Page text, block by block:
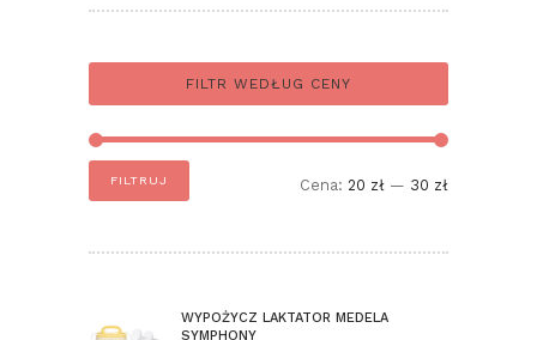
FILTR WEDŁUG CENY
FILTRUJ Cena: 20 zł — 30 zł
WYPOŻYCZ LAKTATOR MEDELA
SYMPHONY